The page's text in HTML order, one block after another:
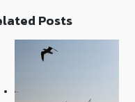
Posts